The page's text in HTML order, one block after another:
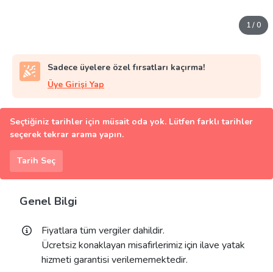
1/0
Sadece üyelere özel fırsatları kaçırma!
Üye Girişi Yap
Seçtiğiniz tarihler için müsait oda yok. Lütfen farklı tarihler
seçerek tekrar arama yapın.
Tarih Seç
Genel Bilgi
Fiyatlara tüm vergiler dahildir.
Ücretsiz konaklayan misafirlerimiz için ilave yatak
hizmeti garantisi verilememektedir.